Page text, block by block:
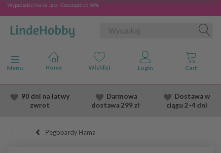
Wyprzedaż Konca Lata - Oszczędź do 50%
Przełącz nawigację
Menu
90 dni na łatwy
zwrot
Darmowa
dostawa299 zł
Dostawaw
ciągu 2-4 dni
Pegboardy Hama